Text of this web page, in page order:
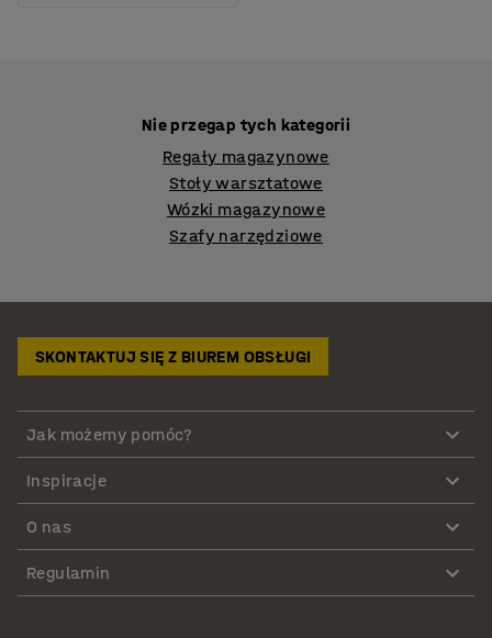
Nie przegap tych kategorii
Regały magazynowe
Stoły warsztatowe
Wózki magazynowe
Szafy narzędziowe
SKONTAKTUJ SIĘ Z BIUREM OBSŁUGI
Jak możemy pomóc?
Inspiracje
O nas
Regulamin